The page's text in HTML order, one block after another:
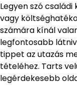
Legyen szó
vagy
számára kínál
legfontosabb
tippet az utazás
tételéhez. Tarts
legérdekesebb